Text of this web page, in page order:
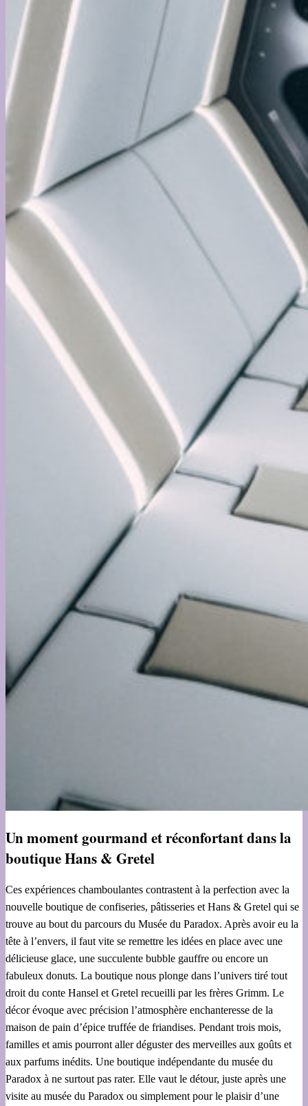
Un moment gourmand et réconfortant dans la
boutique Hans & Gretel
Ces expériences chamboulantes contrastent à la perfection avec la
nouvelle boutique de confiseries, pâtisseries et Hans & Gretel qui se
trouve au bout du parcours du Musée du Paradox. Après avoir eu la
tête à l’envers, il faut vite se remettre les idées en place avec une
délicieuse glace, une succulente bubble gauffre ou encore un
fabuleux donuts. La boutique nous plonge dans l’univers tiré tout
droit du conte Hansel et Gretel recueilli par les frères Grimm. Le
décor évoque avec précision l’atmosphère enchanteresse de la
maison de pain d’épice truffée de friandises. Pendant trois mois,
familles et amis pourront aller déguster des merveilles aux goûts et
aux parfums inédits. Une boutique indépendante du musée du
Paradox à ne surtout pas rater. Elle vaut le détour, juste après une
visite au musée du Paradox ou simplement pour le plaisir d’une